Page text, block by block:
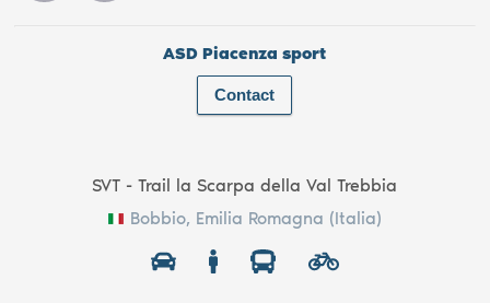
ASD Piacenza sport
Contact
SVT - Trail la Scarpa della Val Trebbia
Bobbio, Emilia Romagna (Italia)